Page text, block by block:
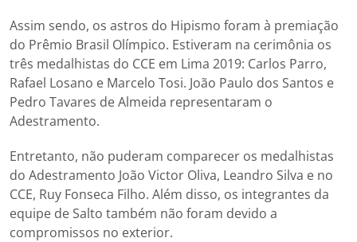
Assim sendo, os astros do Hipismo foram à premiação
do Prêmio Brasil Olímpico. Estiveram na cerimônia os
três medalhistas do CCE em Lima 2019: Carlos Parro,
Rafael Losano e Marcelo Tosi. João Paulo dos Santos e
Pedro Tavares de Almeida representaram o
Adestramento.
Entretanto, não puderam comparecer os medalhistas
do Adestramento João Victor Oliva, Leandro Silva e no
CCE, Ruy Fonseca Filho. Além disso, os integrantes da
equipe de Salto também não foram devido a
compromissos no exterior.